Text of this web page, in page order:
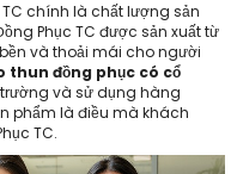
chính là chất lượng sản
Phục TC được sản xuất từ
và thoải mái cho người
thun đồng phục có cổ
và sử dụng hàng
phẩm là điều mà khách
TC.